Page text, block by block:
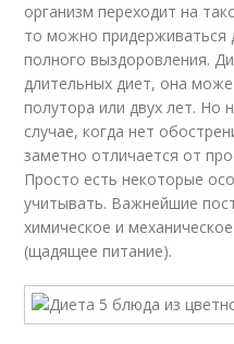
организм переходит на
то можно придерживаться
полного выздоровления.
длительных диет, она
полутора или двух лет. Но
случае, когда нет
заметно отличается от
Просто есть некоторые
учитывать. Важнейшие
химическое и
(щадящее питание).